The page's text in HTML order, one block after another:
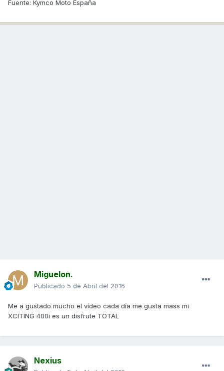
Fuente: Kymco Moto España
Miguelon.
Publicado 5 de Abril del 2016
Me a gustado mucho el vídeo cada día me gusta mass mi
XCITING 400i es un disfrute TOTAL
Nexius